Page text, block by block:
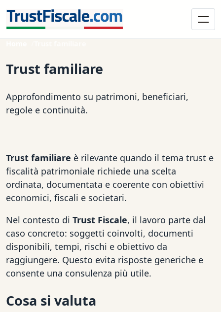
Trust familiare
Approfondimento su patrimoni, beneficiari,
regole e continuità.
Trust familiare è rilevante quando il tema trust e
fiscalità patrimoniale richiede una scelta
ordinata, documentata e coerente con obiettivi
economici, fiscali e societari.
Nel contesto di Trust Fiscale, il lavoro parte dal
caso concreto: soggetti coinvolti, documenti
disponibili, tempi, rischi e obiettivo da
raggiungere. Questo evita risposte generiche e
consente una consulenza più utile.
Cosa si valuta